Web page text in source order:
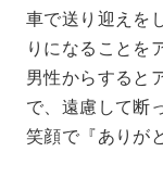
車で送り迎えを
りになることを
男性からすると
で、遠慮して断
笑顔で『ありが